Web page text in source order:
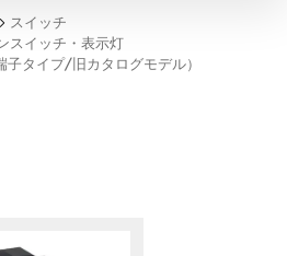
スイッチ
イッチ・表示灯
タイプ/旧カタログモデル）